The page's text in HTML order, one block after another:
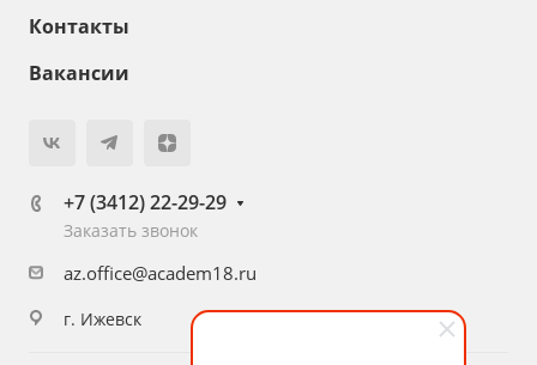
Контакты
Вакансии
+7 (3412) 22-29-29
Заказать звонок
az.office@academ18.ru
г. Ижевск